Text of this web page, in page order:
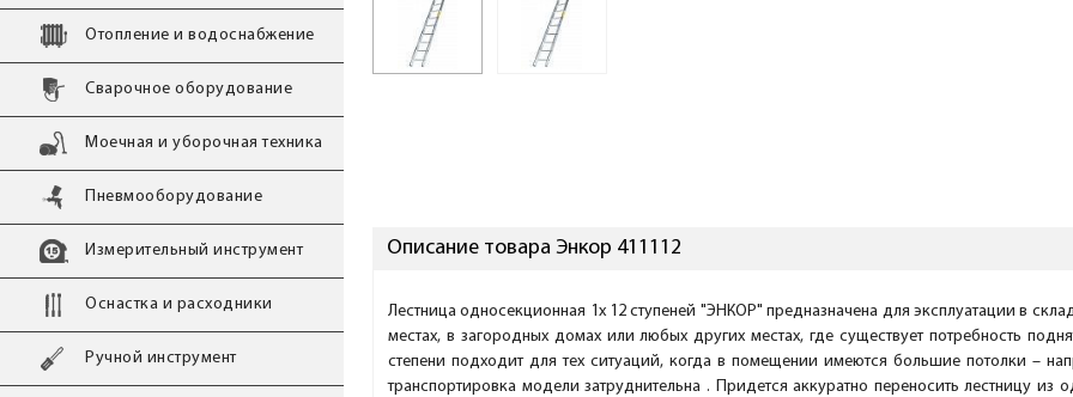
Отопление и водоснабжение
Сварочное оборудование
Моечная и уборочная техника
Пневмооборудование
Измерительный инструмент
Оснастка и расходники
Ручной инструмент
Описание товара Энкор 411112
Лестница односекционная 1х 12 ступеней "ЭНКОР" предназначена для эксплуатации в
местах, в загородных домах или любых других местах, где существует потребность
степени подходит для тех ситуаций, когда в помещении имеются большие потолки –
транспортировка модели затруднительна . Придется аккуратно переносить лестницу